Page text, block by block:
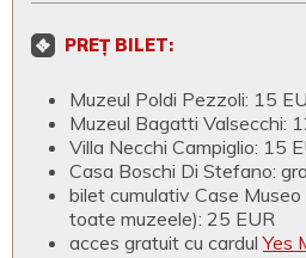
PREȚ BILET:
Muzeul Poldi Pezzoli: 15
Muzeul Bagatti Valsecchi:
Villa Necchi Campiglio: 15
Casa Boschi Di Stefano:
bilet cumulativ Case Museo
toate muzeele): 25 EUR
acces gratuit cu cardulYes